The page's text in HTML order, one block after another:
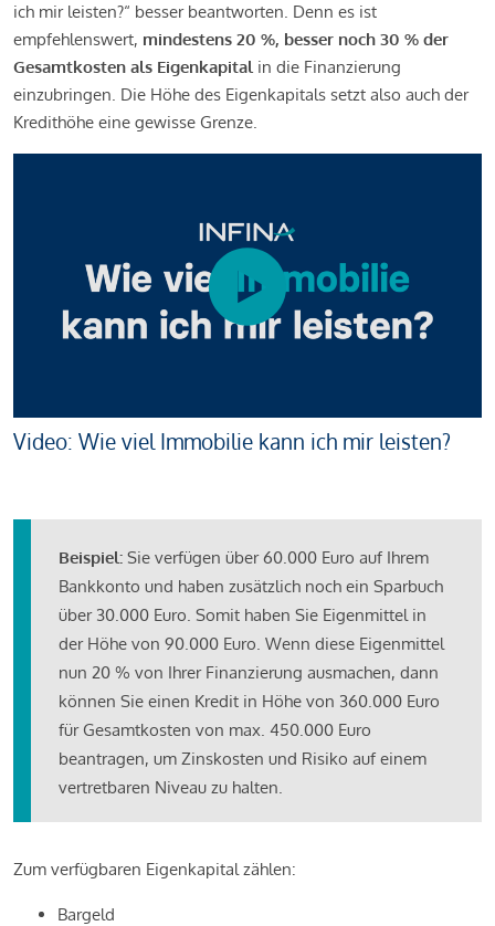
ich mir leisten?“ besser beantworten. Denn es ist
empfehlenswert, mindestens 20 %, besser noch 30 % der
Gesamtkosten als Eigenkapital in die Finanzierung
einzubringen. Die Höhe des Eigenkapitals setzt also auch der
Kredithöhe eine gewisse Grenze.
Video: Wie viel Immobilie kann ich mir leisten?
Beispiel: Sie verfügen über 60.000 Euro auf Ihrem
Bankkonto und haben zusätzlich noch ein Sparbuch
über 30.000 Euro. Somit haben Sie Eigenmittel in
der Höhe von 90.000 Euro. Wenn diese Eigenmittel
nun 20 % von Ihrer Finanzierung ausmachen, dann
können Sie einen Kredit in Höhe von 360.000 Euro
für Gesamtkosten von max. 450.000 Euro
beantragen, um Zinskosten und Risiko auf einem
vertretbaren Niveau zu halten.
Zum verfügbaren Eigenkapital zählen:
Bargeld